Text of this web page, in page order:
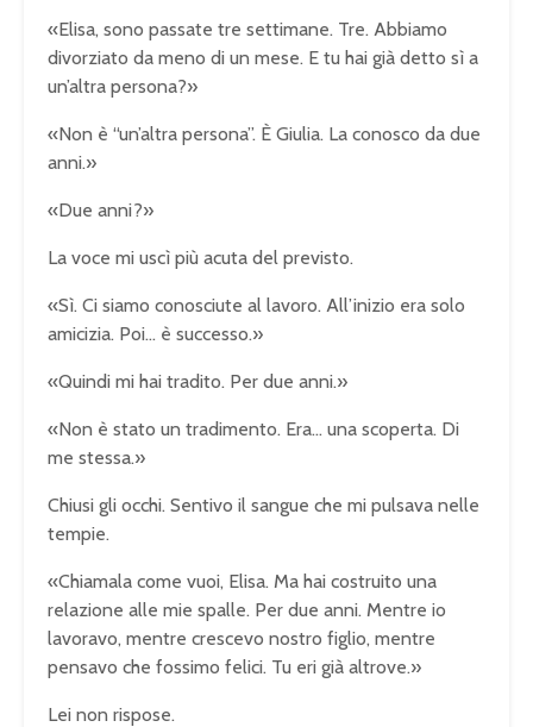
«Elisa, sono passate tre settimane. Tre. Abbiamo
divorziato da meno di un mese. E tu hai già detto sì a
un’altra persona?»
«Non è “un’altra persona”. È Giulia. La conosco da due
anni.»
«Due anni?»
La voce mi uscì più acuta del previsto.
«Sì. Ci siamo conosciute al lavoro. All’inizio era solo
amicizia. Poi… è successo.»
«Quindi mi hai tradito. Per due anni.»
«Non è stato un tradimento. Era… una scoperta. Di
me stessa.»
Chiusi gli occhi. Sentivo il sangue che mi pulsava nelle
tempie.
«Chiamala come vuoi, Elisa. Ma hai costruito una
relazione alle mie spalle. Per due anni. Mentre io
lavoravo, mentre crescevo nostro figlio, mentre
pensavo che fossimo felici. Tu eri già altrove.»
Lei non rispose.